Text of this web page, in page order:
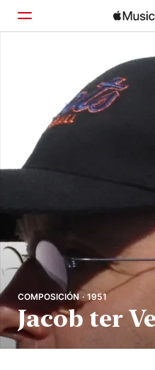
Explorar
Buscar
COMPOSICIÓN · 1951
Jacob ter